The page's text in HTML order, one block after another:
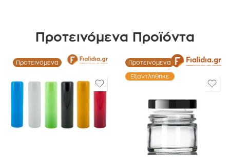
Προτεινόμενα Προϊόντα
Προτεινόμενα Προτεινόμενα
Εξαντλήθηκε